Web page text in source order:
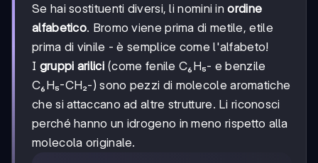
Se hai sostituenti diversi, li nomini inordine
alfabetico. Bromo viene prima di metile, etile
prima di vinile - è semplice come l'alfabeto!
I gruppi arilici(come fenile C₆H₅- e benzile
C₆H₅-CH₂-) sono pezzi di molecole aromatiche
che si attaccano ad altre strutture. Li riconosci
perché hanno un idrogeno in meno rispetto alla
molecola originale.